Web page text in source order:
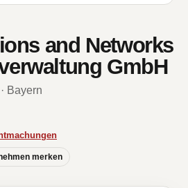
and Networks
GmbH
Bayern
merken